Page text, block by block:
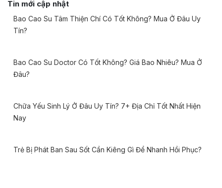
Tin mới cập nhật
Bao Cao Su Tâm Thiện Chí Có Tốt Không? Mua Ở Đâu Uy
Tín?
Bao Cao Su Doctor Có Tốt Không? Giá Bao Nhiêu? Mua Ở
Đâu?
Chữa Yếu Sinh Lý Ở Đâu Uy Tín? 7+ Địa Chỉ Tốt Nhất Hiện
Nay
Trẻ Bị Phát Ban Sau Sốt Cần Kiêng Gì Để Nhanh Hồi Phục?